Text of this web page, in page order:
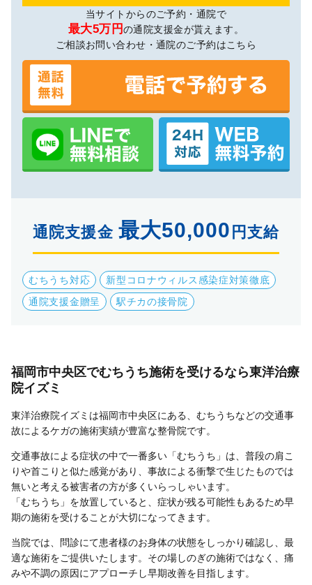
当サイトからのご予約・通院で
最大5万円の通院支援金が貰えます。
ご相談お問い合わせ・通院のご予約はこちら
通院支援金 最大50,000 円支給
むちうち対応
新型コロナウィルス感染症対策徹底
通院支援金贈呈
駅チカの接骨院
福岡市中央区でむちうち施術を受けるなら東洋治療
院イズミ
東洋治療院イズミは福岡市中央区にある、むちうちなどの交通事
故によるケガの施術実績が豊富な整骨院です。
交通事故による症状の中で一番多い「むちうち」は、普段の肩こ
りや首こりと似た感覚があり、事故による衝撃で生じたものでは
無いと考える被害者の方が多くいらっしゃいます。
「むちうち」を放置していると、症状が残る可能性もあるため早
期の施術を受けることが大切になってきます。
当院では、問診にて患者様のお身体の状態をしっかり確認し、最
適な施術をご提供いたします。その場しのぎの施術ではなく、痛
みや不調の原因にアプローチし早期改善を目指します。